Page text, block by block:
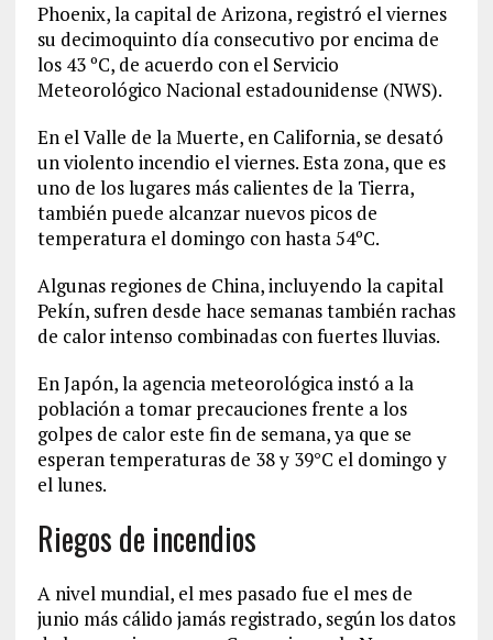
Phoenix, la capital de Arizona, registró el viernes
su decimoquinto día consecutivo por encima de
los 43 ºC, de acuerdo con el Servicio
Meteorológico Nacional estadounidense (NWS).
En el Valle de la Muerte, en California, se desató
un violento incendio el viernes. Esta zona, que es
uno de los lugares más calientes de la Tierra,
también puede alcanzar nuevos picos de
temperatura el domingo con hasta 54ºC.
Algunas regiones de China, incluyendo la capital
Pekín, sufren desde hace semanas también rachas
de calor intenso combinadas con fuertes lluvias.
En Japón, la agencia meteorológica instó a la
población a tomar precauciones frente a los
golpes de calor este fin de semana, ya que se
esperan temperaturas de 38 y 39°C el domingo y
el lunes.
Riegos de incendios
A nivel mundial, el mes pasado fue el mes de
junio más cálido jamás registrado, según los datos